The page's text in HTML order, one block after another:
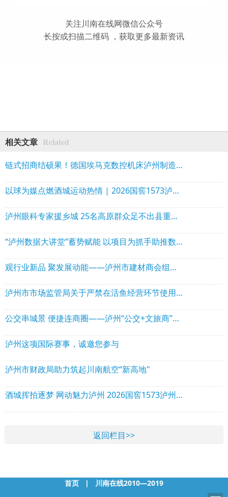
关注川南在线网微信公众号
长按或扫描二维码 ，获取更多最新资讯
相关文章 Related
链式招商结硕果！德国埃马克数控机床泸州制造基地落户高新区
以球为媒点燃酒城运动热情 | 2026国窖1573泸州国际网球公开赛网球嘉年华圆满举行
泸州眼科专家援乡城 25名高原群众足不出县重获光明
“泸州数据大讲堂”蓄势赋能 以项目为抓手助推数字经济高质量发展
观行业新品 聚发展动能——泸州市建材商会组团参加2026成都建博会
泸州市市场监管局关于严禁在活鱼经营环节使用丁香酚等违禁物质的风险提示
公交串城景 便捷连商圈——泸州“公交+文旅商”融合惠及市民游客
泸州这项国际赛事，诚邀您参与
泸州市财政局助力筑起川南航空“新高地"
酒城挥拍逐梦 网动魅力泸州 2026国窖1573泸州国际网球公开赛扬帆启幕
返回栏目>>
首页 | 川南在线2010—2019